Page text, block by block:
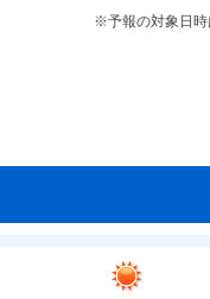
※予報の対象日時